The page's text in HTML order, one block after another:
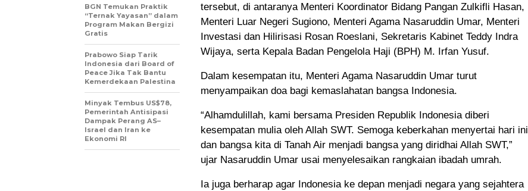
tersebut, di antaranya Menteri Koordinator Bidang Pangan Zulkifli Hasan,
Menteri Luar Negeri Sugiono, Menteri Agama Nasaruddin Umar, Menteri
Investasi dan Hilirisasi Rosan Roeslani, Sekretaris Kabinet Teddy Indra
Wijaya, serta Kepala Badan Pengelola Haji (BPH) M. Irfan Yusuf.
Dalam kesempatan itu, Menteri Agama Nasaruddin Umar turut
menyampaikan doa bagi kemaslahatan bangsa Indonesia.
“Alhamdulillah, kami bersama Presiden Republik Indonesia diberi
kesempatan mulia oleh Allah SWT. Semoga keberkahan menyertai hari ini
dan bangsa kita di Tanah Air menjadi bangsa yang diridhai Allah SWT,”
ujar Nasaruddin Umar usai menyelesaikan rangkaian ibadah umrah.
Ia juga berharap agar Indonesia ke depan menjadi negara yang sejahtera
BGN Temukan Praktik
“Ternak Yayasan” dalam
Program Makan Bergizi
Gratis
Prabowo Siap Tarik
Indonesia dari Board of
Peace Jika Tak Bantu
Kemerdekaan Palestina
Minyak Tembus US$78,
Pemerintah Antisipasi
Dampak Perang AS–
Israel dan Iran ke
Ekonomi RI